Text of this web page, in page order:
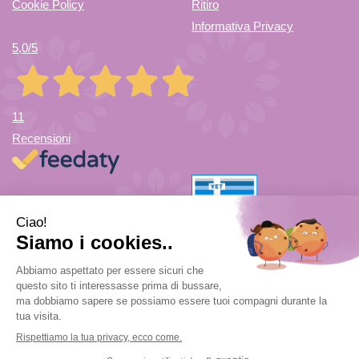
Cookie Policy
Ritiro
Informativa Privacy
5,0/5
11
Recensioni
Farmacia di Cuvio Sas- via Vittorio Veneto 12/a 21030 Cuvio
(VA)
info@farmaciadicuvio.it (per info ordini) -
farmaciadicuvio@gmail.com (per info farmacia)
0332.624208| P.Iva: 03656220120 | Numero R.E.A.: VA369153